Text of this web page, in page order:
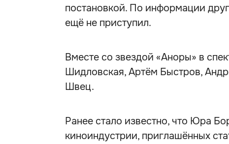
постановкой. По информации
ещё не приступил.
Вместе со звездой «Аноры» в
Шидловская, Артём Быстров,
Швец.
Ранее стало известно, что Юра
киноиндустрии, приглашённых